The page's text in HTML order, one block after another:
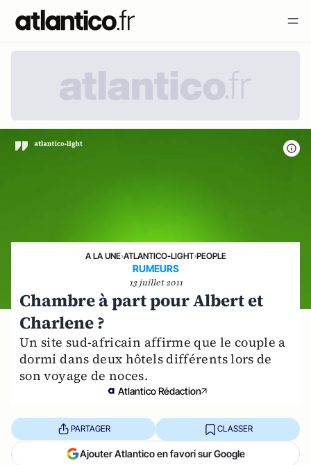
A LA UNE›ATLANTICO-LIGHT›PEOPLE
RUMEURS
13 juillet 2011
Chambre à part pour Albert et
Charlene ?
Un site sud-africain affirme que le couple a
dormi dans deux hôtels différents lors de
son voyage de noces.
Atlantico Rédaction
PARTAGER CLASSER
Ajouter Atlantico en favori sur Google